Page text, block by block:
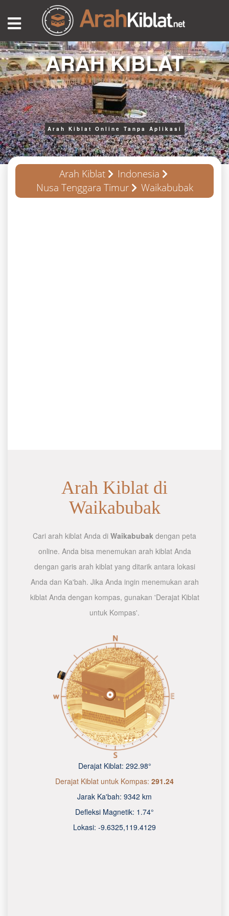
ARAH KIBLAT
Arah Kiblat Online Tanpa Aplikasi
Arah Kiblat
Indonesia
Nusa Tenggara Timur
Waikabubak
Arah Kiblat di
Waikabubak
Cari arah kiblat Anda di Waikabubak dengan peta
online. Anda bisa menemukan arah kiblat Anda
dengan garis arah kiblat yang ditarik antara lokasi
Anda dan Ka'bah. Jika Anda ingin menemukan arah
kiblat Anda dengan kompas, gunakan 'Derajat Kiblat
untuk Kompas'.
Derajat Kiblat: 292.98°
Derajat Kiblat untuk Kompas: 291.24
Jarak Ka'bah: 9342 km
Defleksi Magnetik: 1.74°
Lokasi: -9.6325,119.4130